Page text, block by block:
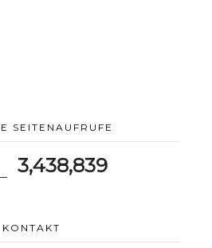
SEITENAUFRUFE
3,438,839
KONTAKT